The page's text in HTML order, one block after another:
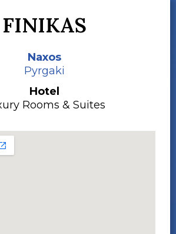
FINIKAS
Naxos
Pyrgaki
Hotel
Rooms & Suites